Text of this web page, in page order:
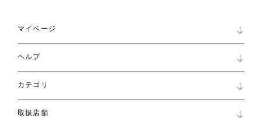
マイページ
ロイヤリティプログラム
パスワード再設定
ショッピングバッグ
ヘルプ
お問い合わせ
よくあるご質問
ご利用ガイド
カテゴリ
取扱店舗